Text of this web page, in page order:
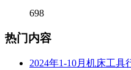
698
热门内容
2024年1-10月机床工具